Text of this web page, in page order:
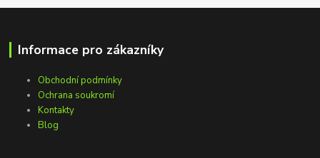
Informace pro zákazníky
Obchodní podmínky
Ochrana soukromí
Kontakty
Blog